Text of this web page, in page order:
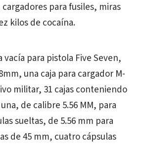
para fusiles, miras
kilos de cocaína.
vacía para pistola Five Seven,
una caja para cargador M-
militar, 31 cajas conteniendo
de calibre 5.56 MM, para
sueltas, de 5.56 mm para
de 45 mm, cuatro cápsulas